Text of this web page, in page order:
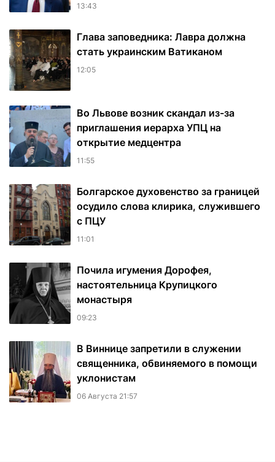
13:43
Глава заповедника: Лавра должна
стать украинским Ватиканом
12:05
Во Львове возник скандал из-за
приглашения иерарха УПЦ на
открытие медцентра
11:55
Болгарское духовенство за границей
осудило слова клирика, служившего
с ПЦУ
11:01
Почила игумения Дорофея,
настоятельница Крупицкого
монастыря
09:23
В Виннице запретили в служении
священника, обвиняемого в помощи
уклонистам
06 Августа 21:57